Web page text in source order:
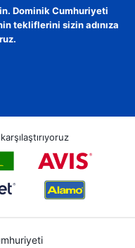
Dominik Cumhuriyeti
tekliflerini sizin adınıza